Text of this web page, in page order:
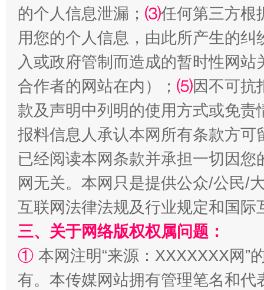
从幼儿园到大学，有这些资助 “
事关残疾人未来5年
的个人信息泄漏； ⑶任何第三方根
用您的个人信息，由此所产生的纠
入或政府管制而造成的暂时性网
合作者的网站在内）； ⑸因不可抗
款及声明中列明的使用方式或免责
报料信息人承认本网所有条款方
已经阅读本网条款并承担一切因
网无关。本网只是提供公众/公民/
互联网法律法规及行业规定和国
三、关于网络版权权属问题：
① 本网注明“来源：XXXXXXX网”
有。本传媒网站拥有管理笔名和